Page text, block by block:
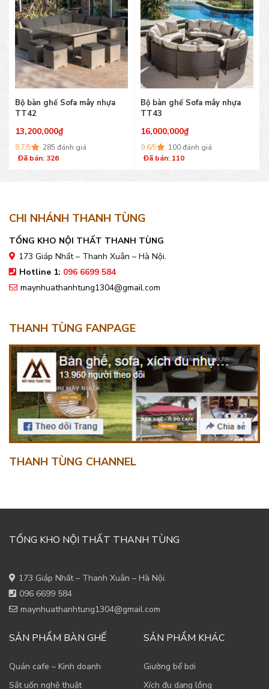
Bộ bàn ghế Sofa mây nhựa
TT42
13,200,000₫
8.7/5
285 đánh giá
Đã bán: 326
Bộ bàn ghế Sofa mây nhựa
TT43
16,000,000₫
9.6/5
100 đánh giá
Đã bán: 110
CHI NHÁNH THANH TÙNG
TỔNG KHO NỘI THẤT THANH TÙNG
173 Giáp Nhất – Thanh Xuân – Hà Nội.
Hotline 1: 096 6699 584
maynhuathanhtung1304@gmail.com
THANH TÙNG FANPAGE
THANH TÙNG CHANNEL
TỔNG KHO NỘI THẤT THANH TÙNG
173 Giáp Nhất – Thanh Xuân – Hà Nội.
096 6699 584
maynhuathanhtung1304@gmail.com
SẢN PHẨM BÀN GHẾ
Quán cafe – Kinh doanh
Sắt uốn nghệ thuật
SẢN PHẨM KHÁC
Giường bể bơi
Xích đu dạng lồng